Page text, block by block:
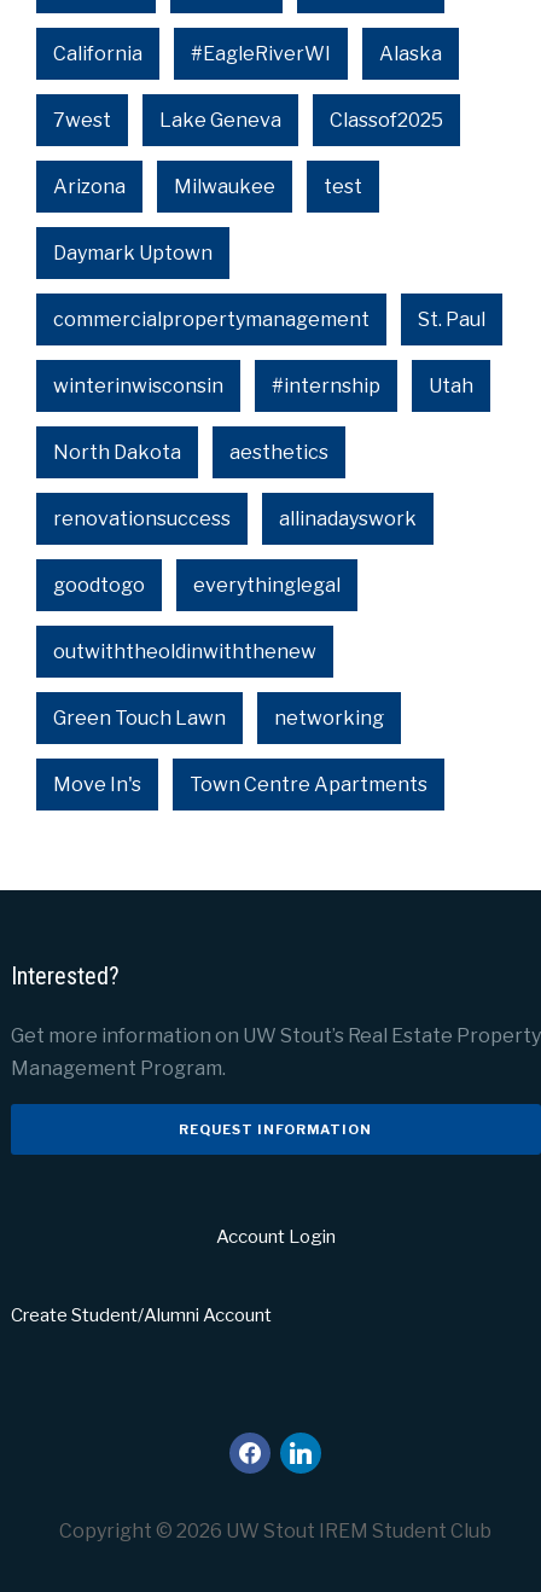
California #EagleRiverWI Alaska
7west Lake Geneva Classof2025
Arizona Milwaukee test
Daymark Uptown
commercialpropertymanagement St. Paul
winterinwisconsin #internship Utah
North Dakota aesthetics
renovationsuccess allinadayswork
goodtogo everythinglegal
outwiththeoldinwiththenew
Green Touch Lawn networking
Move In's Town Centre Apartments
Interested?
Get more information on UW Stout’s Real Estate Property
Management Program.
REQUEST INFORMATION
Account Login
Create Student/Alumni Account
facebook
linkedin
Copyright © 2026 UW Stout IREM Student Club